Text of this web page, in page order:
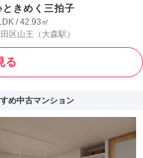
ときめく三拍子
/ 42.93㎡
区山王 （大森駅）
る
め中古マンション